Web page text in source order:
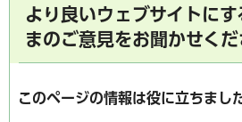
より良いウェブサイトに
まのご意見をお聞かせくだ
このページの情報は役に立ちまし